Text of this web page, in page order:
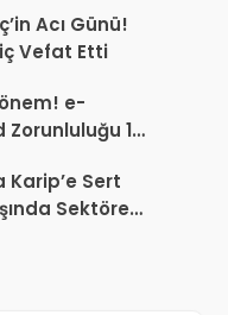
Acı Günü!
Vefat Etti
e-
1
Sert
Sektöre